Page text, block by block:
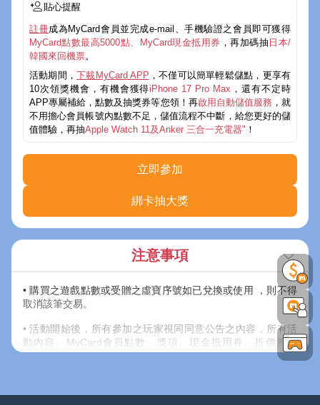
貼心提醒
註冊成為MyCard會員並完成e-mail、手機驗證之會員即可獲得
MyCard點數最高5000點、MyCard現金抵用券 ，再加碼抽 日本/
韓國來回機票。
活動期間，下載MyCard APP ，不僅可以簡單輕鬆儲點，更享有
10次領獎機會，有機會獲得iPhone 17 Pro Max ，還有不定時
APP專屬補給，點數及抽獎券等您領！再啟用自動儲值服務 ，就
不用擔心會員帳號內點數不足，儲值流程不中斷，給您更好的儲
值體驗，再抽Apple Watch 11及Anker 三合一充電器" ！
立即參加
綁卡抽大獎
注意事項
• 購買之遊戲點數或受贈之虛寶序號如已兌換或使用 ，則不得
取消該筆交易。
• 活動開始後，所有參加之玩家視同同意公告之內容，所有活
動內容、MyCard會員點數、獎項、現金抵用券、折價券、
COUPON之發送方式，主辦單位保留以上活動及獎項內容修改